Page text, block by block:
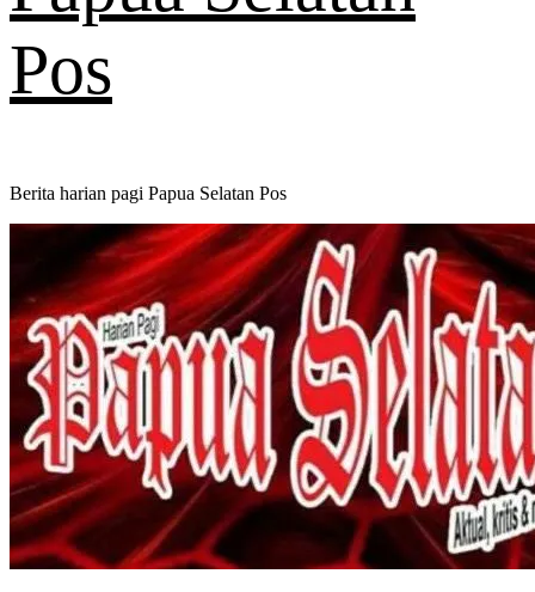
Pos
Berita harian pagi Papua Selatan Pos
Primary